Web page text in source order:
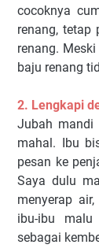
cocoknya
renang, tetap
renang.
baju renang
2. Lengkapi
Jubah mandi
mahal. Ibu
pesan ke
Saya dulu
menyerap
ibu-ibu
sebagai